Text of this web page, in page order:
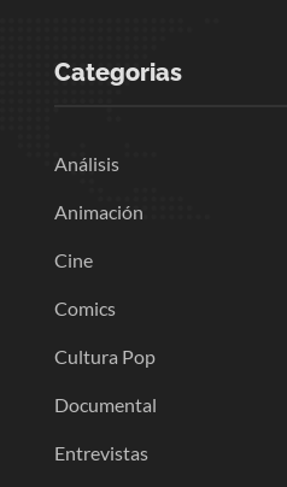
Categorias
Análisis
Animación
Cine
Comics
Cultura Pop
Documental
Entrevistas